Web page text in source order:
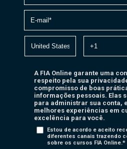
A FIA Online garante uma
respeito pela sua
compromisso de boas
informações pessoais. Elas
para administrar sua conta,
melhores experiências em
excelência para você.
Estou de acordo e aceito
diferentes canais trazendo
sobre os cursos FIA Online.*